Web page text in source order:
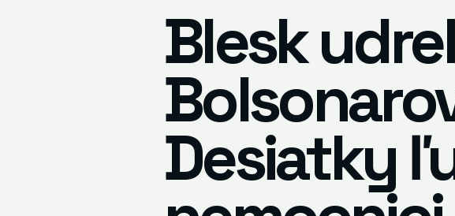
Blesk
Desiatky